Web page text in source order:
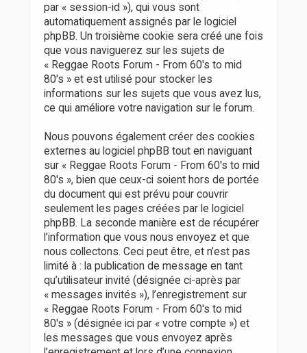
par « session-id »), qui vous sont
automatiquement assignés par le logiciel
phpBB. Un troisième cookie sera créé une fois
que vous naviguerez sur les sujets de
« Reggae Roots Forum - From 60's to mid
80's » et est utilisé pour stocker les
informations sur les sujets que vous avez lus,
ce qui améliore votre navigation sur le forum.
Nous pouvons également créer des cookies
externes au logiciel phpBB tout en naviguant
sur « Reggae Roots Forum - From 60's to mid
80's », bien que ceux-ci soient hors de portée
du document qui est prévu pour couvrir
seulement les pages créées par le logiciel
phpBB. La seconde manière est de récupérer
l’information que vous nous envoyez et que
nous collectons. Ceci peut être, et n’est pas
limité à : la publication de message en tant
qu’utilisateur invité (désignée ci-après par
« messages invités »), l’enregistrement sur
« Reggae Roots Forum - From 60's to mid
80's » (désignée ici par « votre compte ») et
les messages que vous envoyez après